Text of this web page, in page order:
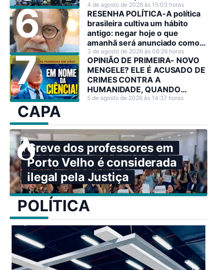
4 de agosto de 2026 às 15:03 horas
RESENHA POLÍTICA-A política
brasileira cultiva um hábito
antigo: negar hoje o que
amanhã será anunciado como
decisão estratégica.
3 de agosto de 2026 às 06:26 horas
OPINIÃO DE PRIMEIRA- NOVO
MENGELE? ELE É ACUSADO DE
CRIMES CONTRA A
HUMANIDADE, QUANDO
PODERIA TER SALVADO
5 de agosto de 2026 às 14:37 horas
CAPA
Greve dos professores em
Porto Velho é considerada
ilegal pela Justiça
POLÍTICA